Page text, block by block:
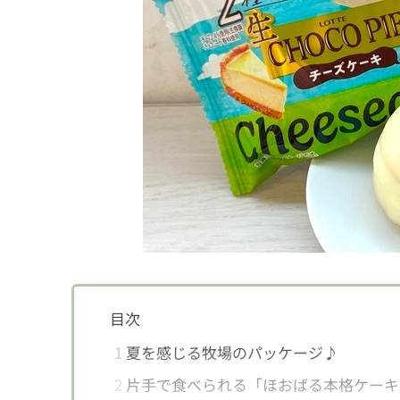
目次
1 夏を感じる牧場のパッケージ♪
2 片手で食べられる「ほおばる本格ケー